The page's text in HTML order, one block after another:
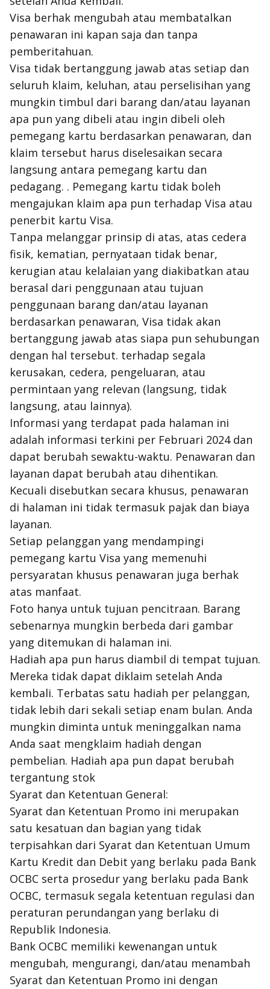
Visa berhak mengubah atau membatalkan
penawaran ini kapan saja dan tanpa
pemberitahuan.
Visa tidak bertanggung jawab atas setiap dan
seluruh klaim, keluhan, atau perselisihan yang
mungkin timbul dari barang dan/atau layanan
apa pun yang dibeli atau ingin dibeli oleh
pemegang kartu berdasarkan penawaran, dan
klaim tersebut harus diselesaikan secara
langsung antara pemegang kartu dan
pedagang. . Pemegang kartu tidak boleh
mengajukan klaim apa pun terhadap Visa atau
penerbit kartu Visa.
Tanpa melanggar prinsip di atas, atas cedera
fisik, kematian, pernyataan tidak benar,
kerugian atau kelalaian yang diakibatkan atau
berasal dari penggunaan atau tujuan
penggunaan barang dan/atau layanan
berdasarkan penawaran, Visa tidak akan
bertanggung jawab atas siapa pun sehubungan
dengan hal tersebut. terhadap segala
kerusakan, cedera, pengeluaran, atau
permintaan yang relevan (langsung, tidak
langsung, atau lainnya).
Informasi yang terdapat pada halaman ini
adalah informasi terkini per Februari 2024 dan
dapat berubah sewaktu-waktu. Penawaran dan
layanan dapat berubah atau dihentikan.
Kecuali disebutkan secara khusus, penawaran
di halaman ini tidak termasuk pajak dan biaya
layanan.
Setiap pelanggan yang mendampingi
pemegang kartu Visa yang memenuhi
persyaratan khusus penawaran juga berhak
atas manfaat.
Foto hanya untuk tujuan pencitraan. Barang
sebenarnya mungkin berbeda dari gambar
yang ditemukan di halaman ini.
Hadiah apa pun harus diambil di tempat tujuan.
Mereka tidak dapat diklaim setelah Anda
kembali. Terbatas satu hadiah per pelanggan,
tidak lebih dari sekali setiap enam bulan. Anda
mungkin diminta untuk meninggalkan nama
Anda saat mengklaim hadiah dengan
pembelian. Hadiah apa pun dapat berubah
tergantung stok
Syarat dan Ketentuan General:
Syarat dan Ketentuan Promo ini merupakan
satu kesatuan dan bagian yang tidak
terpisahkan dari Syarat dan Ketentuan Umum
Kartu Kredit dan Debit yang berlaku pada Bank
OCBC serta prosedur yang berlaku pada Bank
OCBC, termasuk segala ketentuan regulasi dan
peraturan perundangan yang berlaku di
Republik Indonesia.
Bank OCBC memiliki kewenangan untuk
mengubah, mengurangi, dan/atau menambah
Syarat dan Ketentuan Promo ini dengan